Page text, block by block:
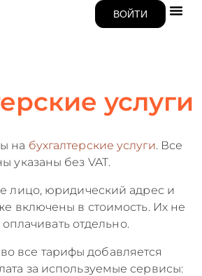
ВОЙТИ
услуги
на бухгалтерские услуги. Все
указаны без VAT.
лицо, юридический адрес и
включены в стоимость. Их не
отдельно.
все тарифы добавляется
за используемые сервисы: